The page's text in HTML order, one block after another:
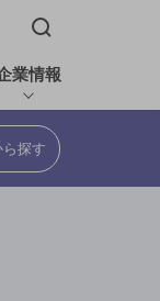
検索窓を開く
業情報
ら探す